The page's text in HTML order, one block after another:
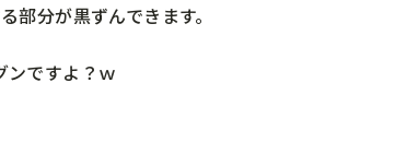
部分が黒ずんできます。
ンですよ？ｗ